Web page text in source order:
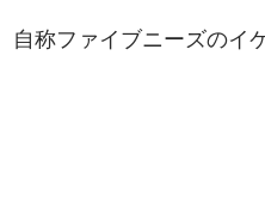
自称ファイブニーズのイ